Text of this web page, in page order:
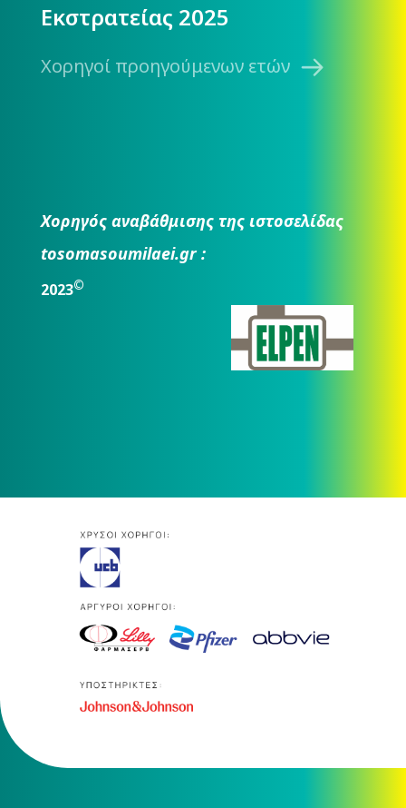
Εκστρατείας 2025
Χορηγοί προηγούμενων ετών
Χορηγός αναβάθμισης της ιστοσελίδας
tosomasoumilaei.gr :
2023©